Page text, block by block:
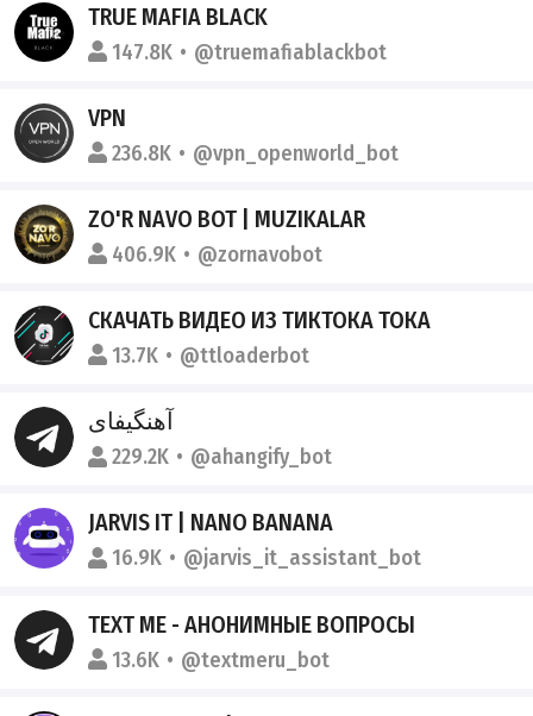
TRUE MAFIA BLACK
147.8K @truemafiablackbot
VPN
236.8K @vpn_openworld_bot
ZO'R NAVO BOT | MUZIKALAR
406.9K @zornavobot
СКАЧАТЬ ВИДЕО ИЗ ТИКТОКА ТОКА
13.7K @ttloaderbot
آهنگیفای
229.2K @ahangify_bot
JARVIS IT | NANO BANANA
16.9K @jarvis_it_assistant_bot
TEXT ME - АНОНИМНЫЕ ВОПРОСЫ
13.6K @textmeru_bot